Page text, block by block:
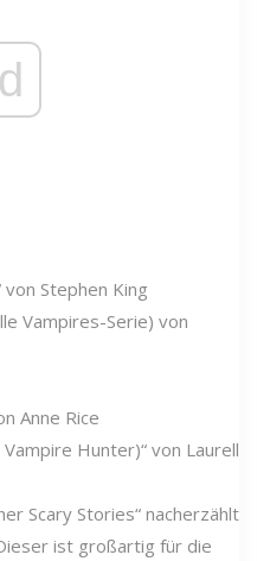
Stephen King
Vampires-Serie) von
Anne Rice
Hunter)“ von Laurell
Scary Stories“ nacherzählt
ist großartig für die